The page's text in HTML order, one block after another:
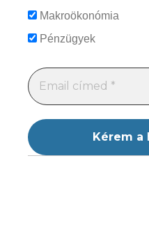
Makroökonómia
Pénzügyek